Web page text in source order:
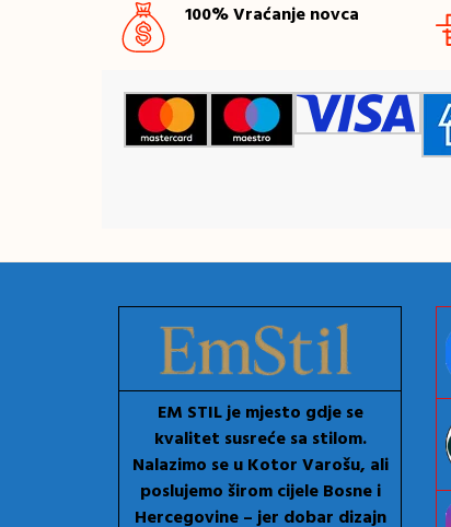
100% Vraćanje novca
EM STIL je mjesto gdje se
kvalitet susreće sa stilom.
Nalazimo se u Kotor Varošu, ali
poslujemo širom cijele Bosne i
Hercegovine – jer dobar dizajn